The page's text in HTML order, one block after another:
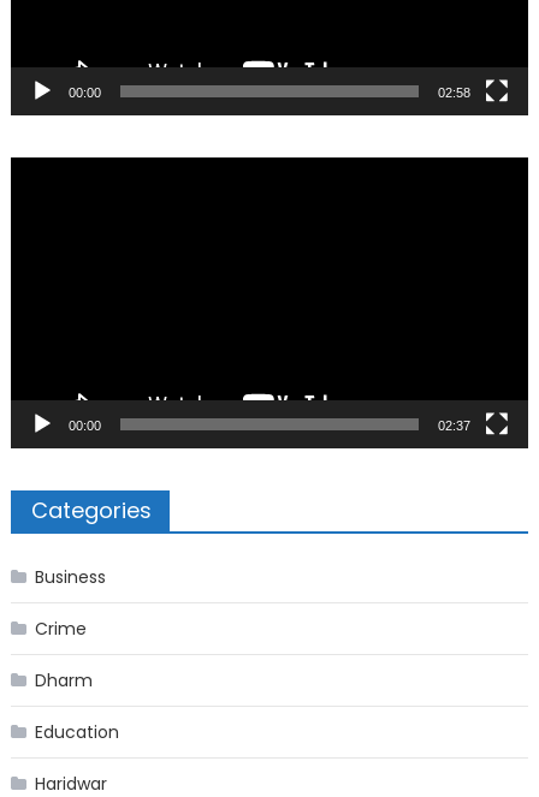
00:00 02:58
00:00 02:37
Categories
Business
Crime
Dharm
Education
Haridwar